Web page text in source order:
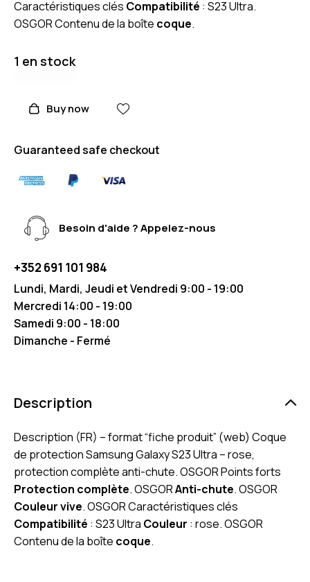
Caractéristiques clés Compatibilité : S23 Ultra.
OSGOR Contenu de la boîte coque.
1 en stock
Buy now
Guaranteed safe checkout
Besoin d'aide ? Appelez-nous
+352 691 101 984
Lundi, Mardi, Jeudi et Vendredi 9:00 - 19:00
Mercredi 14:00 - 19:00
Samedi 9:00 - 18:00
Dimanche - Fermé
Description
Description (FR) – format “fiche produit” (web) Coque
de protection Samsung Galaxy S23 Ultra – rose,
protection complète anti-chute. OSGOR Points forts
Protection complète. OSGORAnti-chute. OSGOR
Couleur vive. OSGOR Caractéristiques clés
Compatibilité : S23 Ultra Couleur : rose. OSGOR
Contenu de la boîte coque.